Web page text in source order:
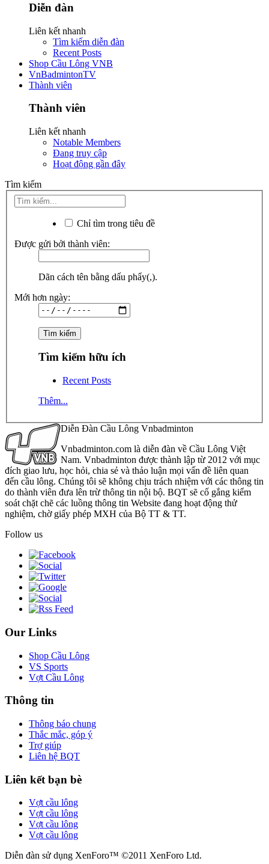
Diễn đàn
Liên kết nhanh
Tìm kiếm diễn đàn
Recent Posts
Shop Cầu Lông VNB
VnBadmintonTV
Thành viên
Thành viên
Liên kết nhanh
Notable Members
Đang truy cập
Hoạt động gần đây
Tìm kiếm
Chỉ tìm trong tiêu đề
Được gửi bởi thành viên:
Dãn cách tên bằng dấu phẩy(,).
Mới hơn ngày:
Tìm kiếm hữu ích
Recent Posts
Thêm...
Diễn Đàn Cầu Lông Vnbadminton
Vnbadminton.com là diễn đàn về Cầu Lông Việt
Nam. Vnbadminton được thành lập từ 2012 với mục
đích giao lưu, học hỏi, chia sẻ và thảo luận mọi vấn đề liên quan
đến cầu lông. Chúng tôi sẽ không chịu trách nhiệm với các thông tin
do thành viên đưa lên trừ thông tin nội bộ. BQT sẽ cố gắng kiểm
soát chặt chẽ các luồng thông tin Website đang hoạt động thử
nghiệm, chờ giấy phép MXH của Bộ TT & TT.
Follow us
Our Links
Shop Cầu Lông
VS Sports
Vợt Cầu Lông
Thông tin
Thông báo chung
Thắc mắc, góp ý
Trợ giúp
Liên hệ BQT
Liên kết bạn bè
Vợt cầu lông
Vợt cầu lông
Vợt cầu lông
Vợt cầu lông
Diễn đàn sử dụng XenForo™ ©2011 XenForo Ltd.